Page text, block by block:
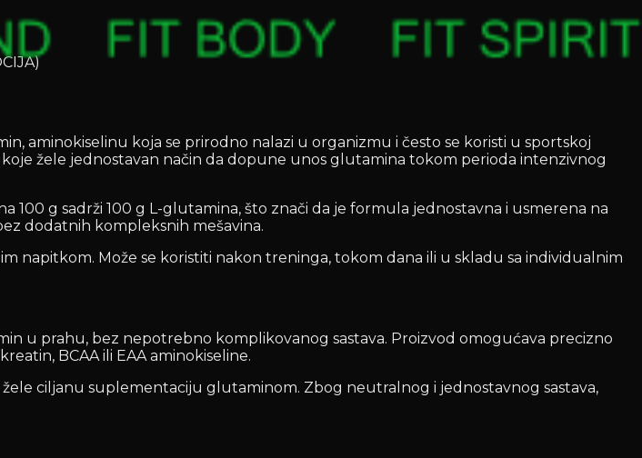
aminokiselinu koja se prirodno nalazi u organizmu i često se koristi u sportskoj
žele jednostavan način da dopune unos glutamina tokom perioda intenzivnog
100 g sadrži 100 g L-glutamina, što znači da je formula jednostavna i usmerena na
dodatnih kompleksnih mešavina.
napitkom. Može se koristiti nakon treninga, tokom dana ili u skladu sa individualnim
u prahu, bez nepotrebno komplikovanog sastava. Proizvod omogućava precizno
BCAA ili EAA aminokiseline.
ciljanu suplementaciju glutaminom. Zbog neutralnog i jednostavnog sastava,